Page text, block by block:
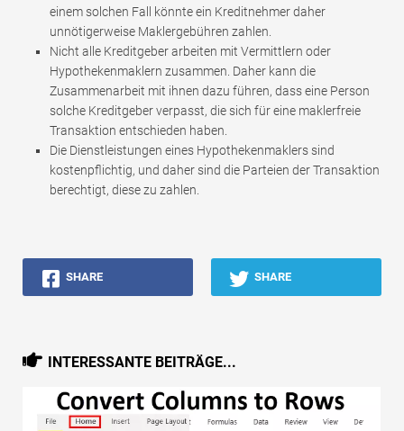
einem solchen Fall könnte ein Kreditnehmer daher
unnötigerweise Maklergebühren zahlen.
Nicht alle Kreditgeber arbeiten mit Vermittlern oder
Hypothekenmaklern zusammen. Daher kann die
Zusammenarbeit mit ihnen dazu führen, dass eine Person
solche Kreditgeber verpasst, die sich für eine maklerfreie
Transaktion entschieden haben.
Die Dienstleistungen eines Hypothekenmaklers sind
kostenpflichtig, und daher sind die Parteien der Transaktion
berechtigt, diese zu zahlen.
SHARE SHARE
INTERESSANTE BEITRÄGE...